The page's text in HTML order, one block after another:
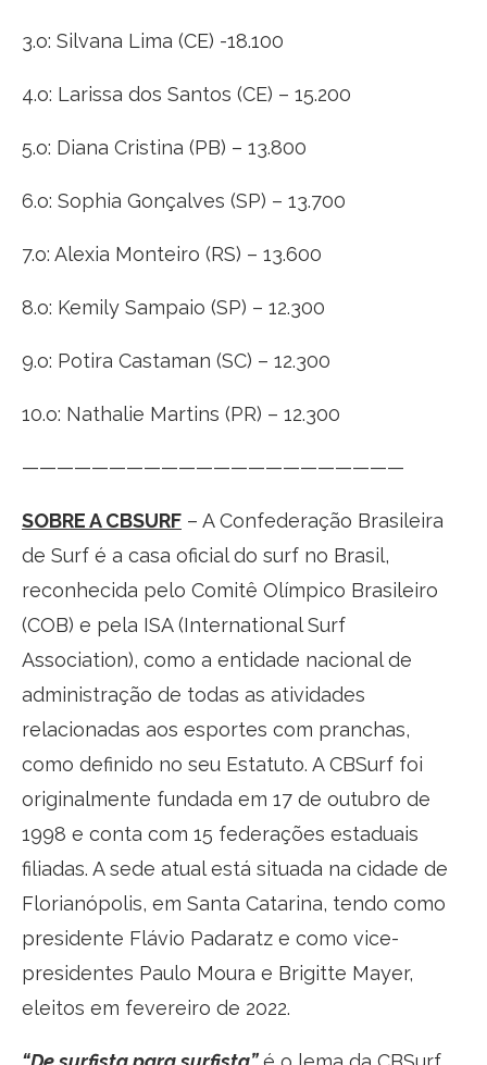
3.o: Silvana Lima (CE) -18.100
4.o: Larissa dos Santos (CE) – 15.200
5.o: Diana Cristina (PB) – 13.800
6.o: Sophia Gonçalves (SP) – 13.700
7.o: Alexia Monteiro (RS) – 13.600
8.o: Kemily Sampaio (SP) – 12.300
9.o: Potira Castaman (SC) – 12.300
10.o: Nathalie Martins (PR) – 12.300
——————————————————————
SOBRE A CBSURF – A Confederação Brasileira
de Surf é a casa oficial do surf no Brasil,
reconhecida pelo Comitê Olímpico Brasileiro
(COB) e pela ISA (International Surf
Association), como a entidade nacional de
administração de todas as atividades
relacionadas aos esportes com pranchas,
como definido no seu Estatuto. A CBSurf foi
originalmente fundada em 17 de outubro de
1998 e conta com 15 federações estaduais
filiadas. A sede atual está situada na cidade de
Florianópolis, em Santa Catarina, tendo como
presidente Flávio Padaratz e como vice-
presidentes Paulo Moura e Brigitte Mayer,
eleitos em fevereiro de 2022.